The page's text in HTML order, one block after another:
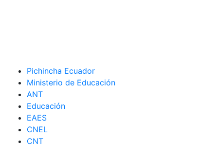
Pichincha Ecuador
Ministerio de Educación
ANT
Educación
EAES
CNEL
CNT